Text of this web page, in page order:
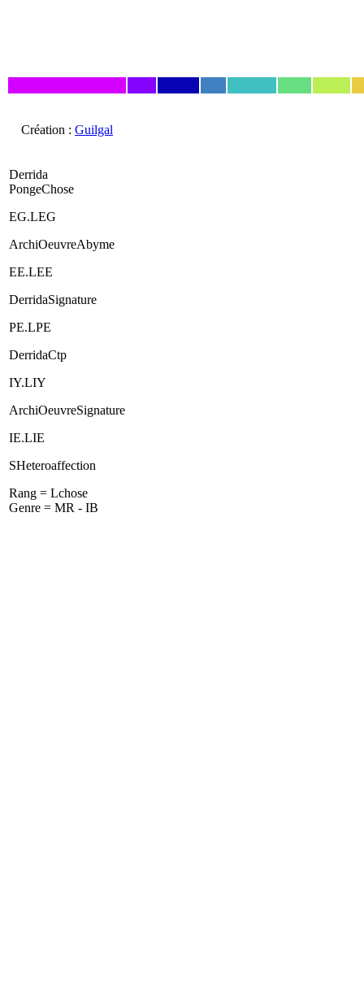
Création : Guilgal
Derrida
PongeChose
EG.LEG
ArchiOeuvreAbyme
EE.LEE
DerridaSignature
PE.LPE
DerridaCtp
IY.LIY
ArchiOeuvreSignature
IE.LIE
SHeteroaffection
Rang = Lchose
Genre = MR - IB